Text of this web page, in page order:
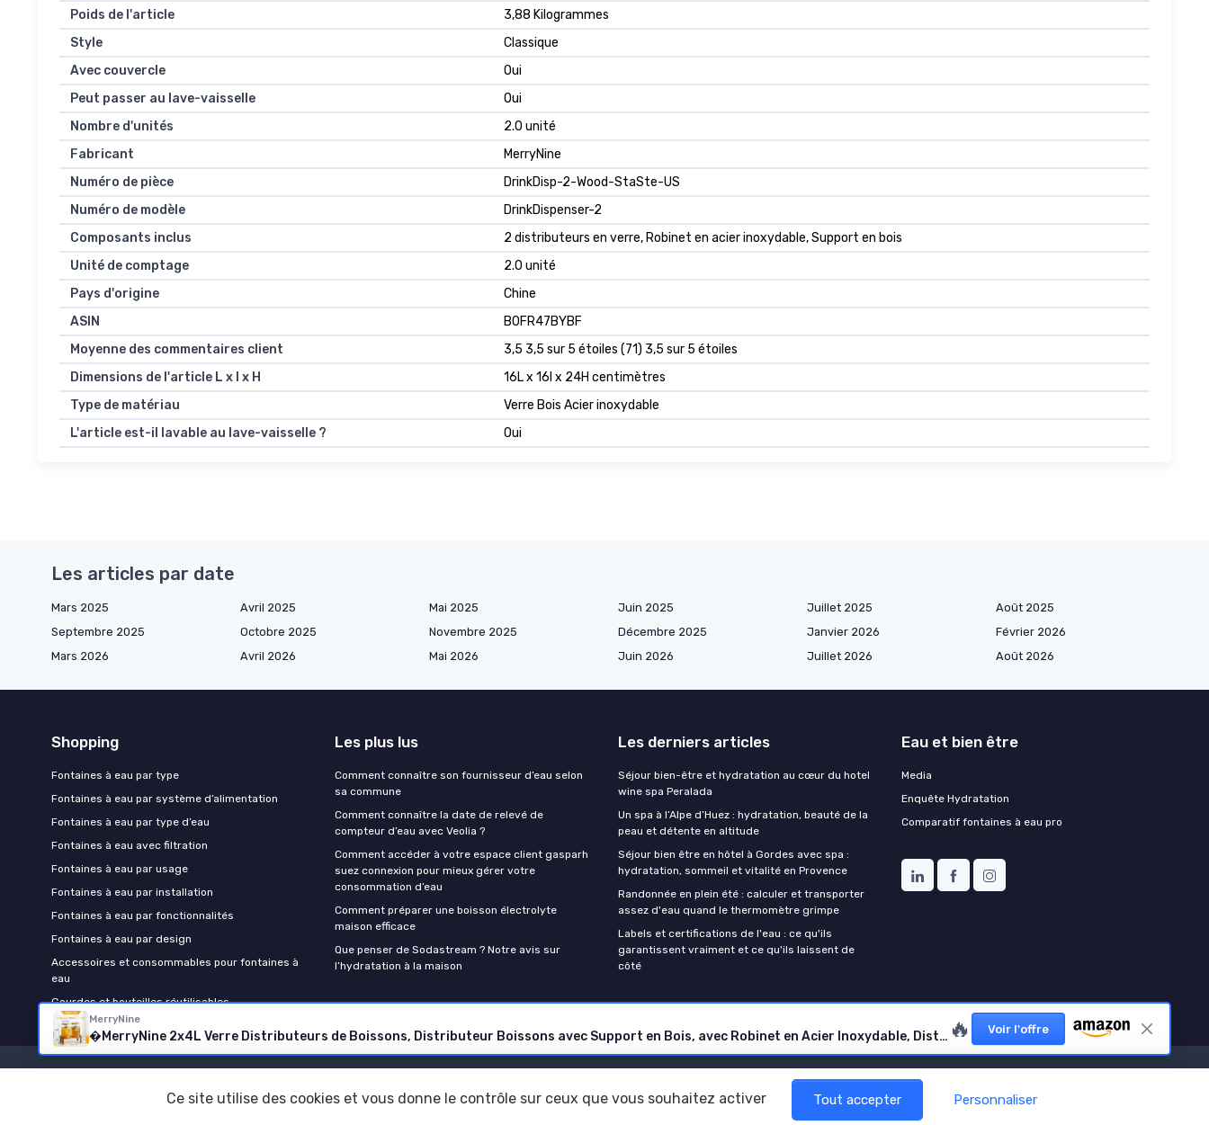
Poids de l'article
3,88 Kilogrammes
Style
Classique
Avec couvercle
Oui
Peut passer au lave-vaisselle
Oui
Nombre d'unités
2.0 unité
Fabricant
MerryNine
Numéro de pièce
DrinkDisp-2-Wood-StaSte-US
Numéro de modèle
DrinkDispenser-2
Composants inclus
2 distributeurs en verre, Robinet en acier inoxydable, Support en bois
Unité de comptage
2.0 unité
Pays d'origine
Chine
ASIN
B0FR47BYBF
Moyenne des commentaires client
3,5 3,5 sur 5 étoiles (71) 3,5 sur 5 étoiles
Dimensions de l'article L x l x H
16L x 16l x 24H centimètres
Type de matériau
Verre Bois Acier inoxydable
L'article est-il lavable au lave-vaisselle ?
Oui
MerryNine
�MerryNine 2x4L Verre Distributeurs de Boissons, Distributeur Boissons avec Support en Bois, avec Robinet en Acier Inoxydable, Distributeurs d'Eau pour Fêtes, Idéal pour Limonades Froides ou Chaudes 🔥 Voir l'offre
Les articles par date
Mars 2025 Avril 2025 Mai 2025 Juin 2025 Juillet 2025
Août 2025
Septembre 2025
Octobre 2025 Novembre 2025 Décembre 2025 Janvier 2026
Février 2026
Mars 2026
Avril 2026 Mai 2026 Juin 2026 Juillet 2026 Août 2026
Shopping
Fontaines à eau par type
Fontaines à eau par système d’alimentation
Fontaines à eau par type d’eau
Fontaines à eau avec filtration
Fontaines à eau par usage
Fontaines à eau par installation
Fontaines à eau par fonctionnalités
Fontaines à eau par design
Accessoires et consommables pour fontaines à
eau
Gourdes et bouteilles réutilisables
Les plus lus
Comment connaître son fournisseur d’eau selon
sa commune
Comment connaître la date de relevé de
compteur d’eau avec Veolia ?
Comment accéder à votre espace client gasparh
suez connexion pour mieux gérer votre
consommation d’eau
Comment préparer une boisson électrolyte
maison efficace
Que penser de Sodastream ? Notre avis sur
l’hydratation à la maison
Les derniers articles
Séjour bien-être et hydratation au cœur du hotel
wine spa Peralada
Un spa à l’Alpe d’Huez : hydratation, beauté de la
peau et détente en altitude
Séjour bien être en hôtel à Gordes avec spa :
hydratation, sommeil et vitalité en Provence
Randonnée en plein été : calculer et transporter
assez d'eau quand le thermomètre grimpe
Labels et certifications de l'eau : ce qu'ils
garantissent vraiment et ce qu'ils laissent de
côté
Eau et bien être
Media
Enquête Hydratation
Comparatif fontaines à eau pro
© Eau et bien être 2026
Ce site utilise des cookies et vous donne le contrôle sur ceux que vous souhaitez activer Tout accepter Personnaliser